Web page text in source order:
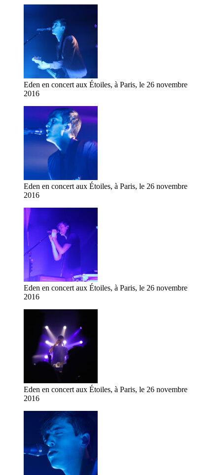
Eden en concert aux Étoiles, à Paris, le 26 novembre
2016
Eden en concert aux Étoiles, à Paris, le 26 novembre
2016
Eden en concert aux Étoiles, à Paris, le 26 novembre
2016
Eden en concert aux Étoiles, à Paris, le 26 novembre
2016